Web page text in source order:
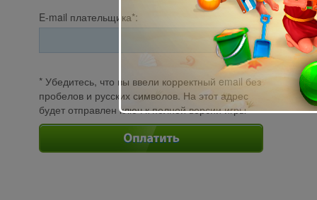
E-mail плательщика*:
* Убедитесь, что вы ввели корректный email без
пробелов и русских символов. На этот адрес
будет отправлен ключ к полной версии игры